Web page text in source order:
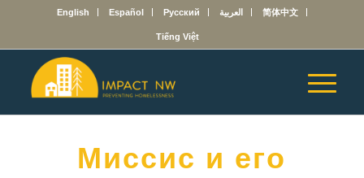
English Español Русский العربية 简体中文
Tiếng Việt
Миссис и его